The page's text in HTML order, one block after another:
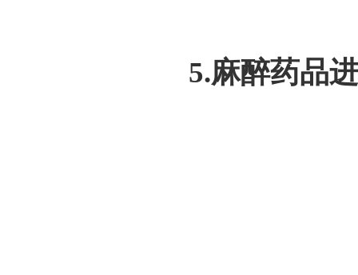
5.麻醉药品进口